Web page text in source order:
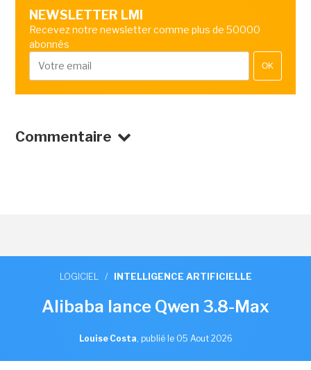
NEWSLETTER LMI
Recevez notre newsletter comme plus de 50000
abonnés
OK
Commentaire
LOGICIEL / INTELLIGENCE ARTIFICIELLE
Alibaba lance Qwen 3.8-Max
Louise Costa, publié le 05 Aout 2026